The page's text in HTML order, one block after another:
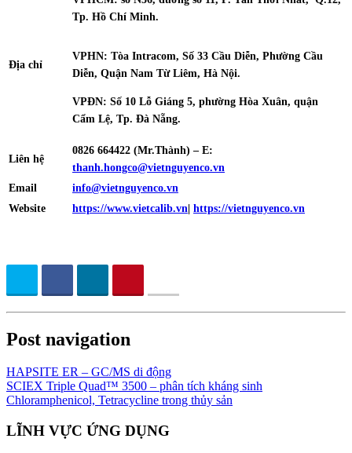
Địa chỉ
Tp. Hồ Chí Minh.
VPHN: Tòa Intracom, Số 33 Cầu Diễn, Phường Cầu
Diễn, Quận Nam Từ Liêm, Hà Nội.
VPĐN: Số 10 Lỗ Giáng 5, phường Hòa Xuân, quận
Cẩm Lệ, Tp. Đà Nẵng.
Liên hệ
0826 664422 (Mr.Thành) – E:
thanh.hongco@vietnguyenco.vn
Email
info@vietnguyenco.vn
Website
https://www.vietcalib.vn| https://vietnguyenco.vn
Post navigation
HAPSITE ER – GC/MS di động
SCIEX Triple Quad™ 3500 – phân tích kháng sinh
Chloramphenicol, Tetracycline trong thủy sản
LĨNH VỰC ỨNG DỤNG